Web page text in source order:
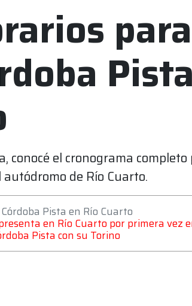
conocé el cronograma
de Río Cuarto.
Pista en Río Cuarto
en Río Cuarto por primera vez
Pista con su Torino